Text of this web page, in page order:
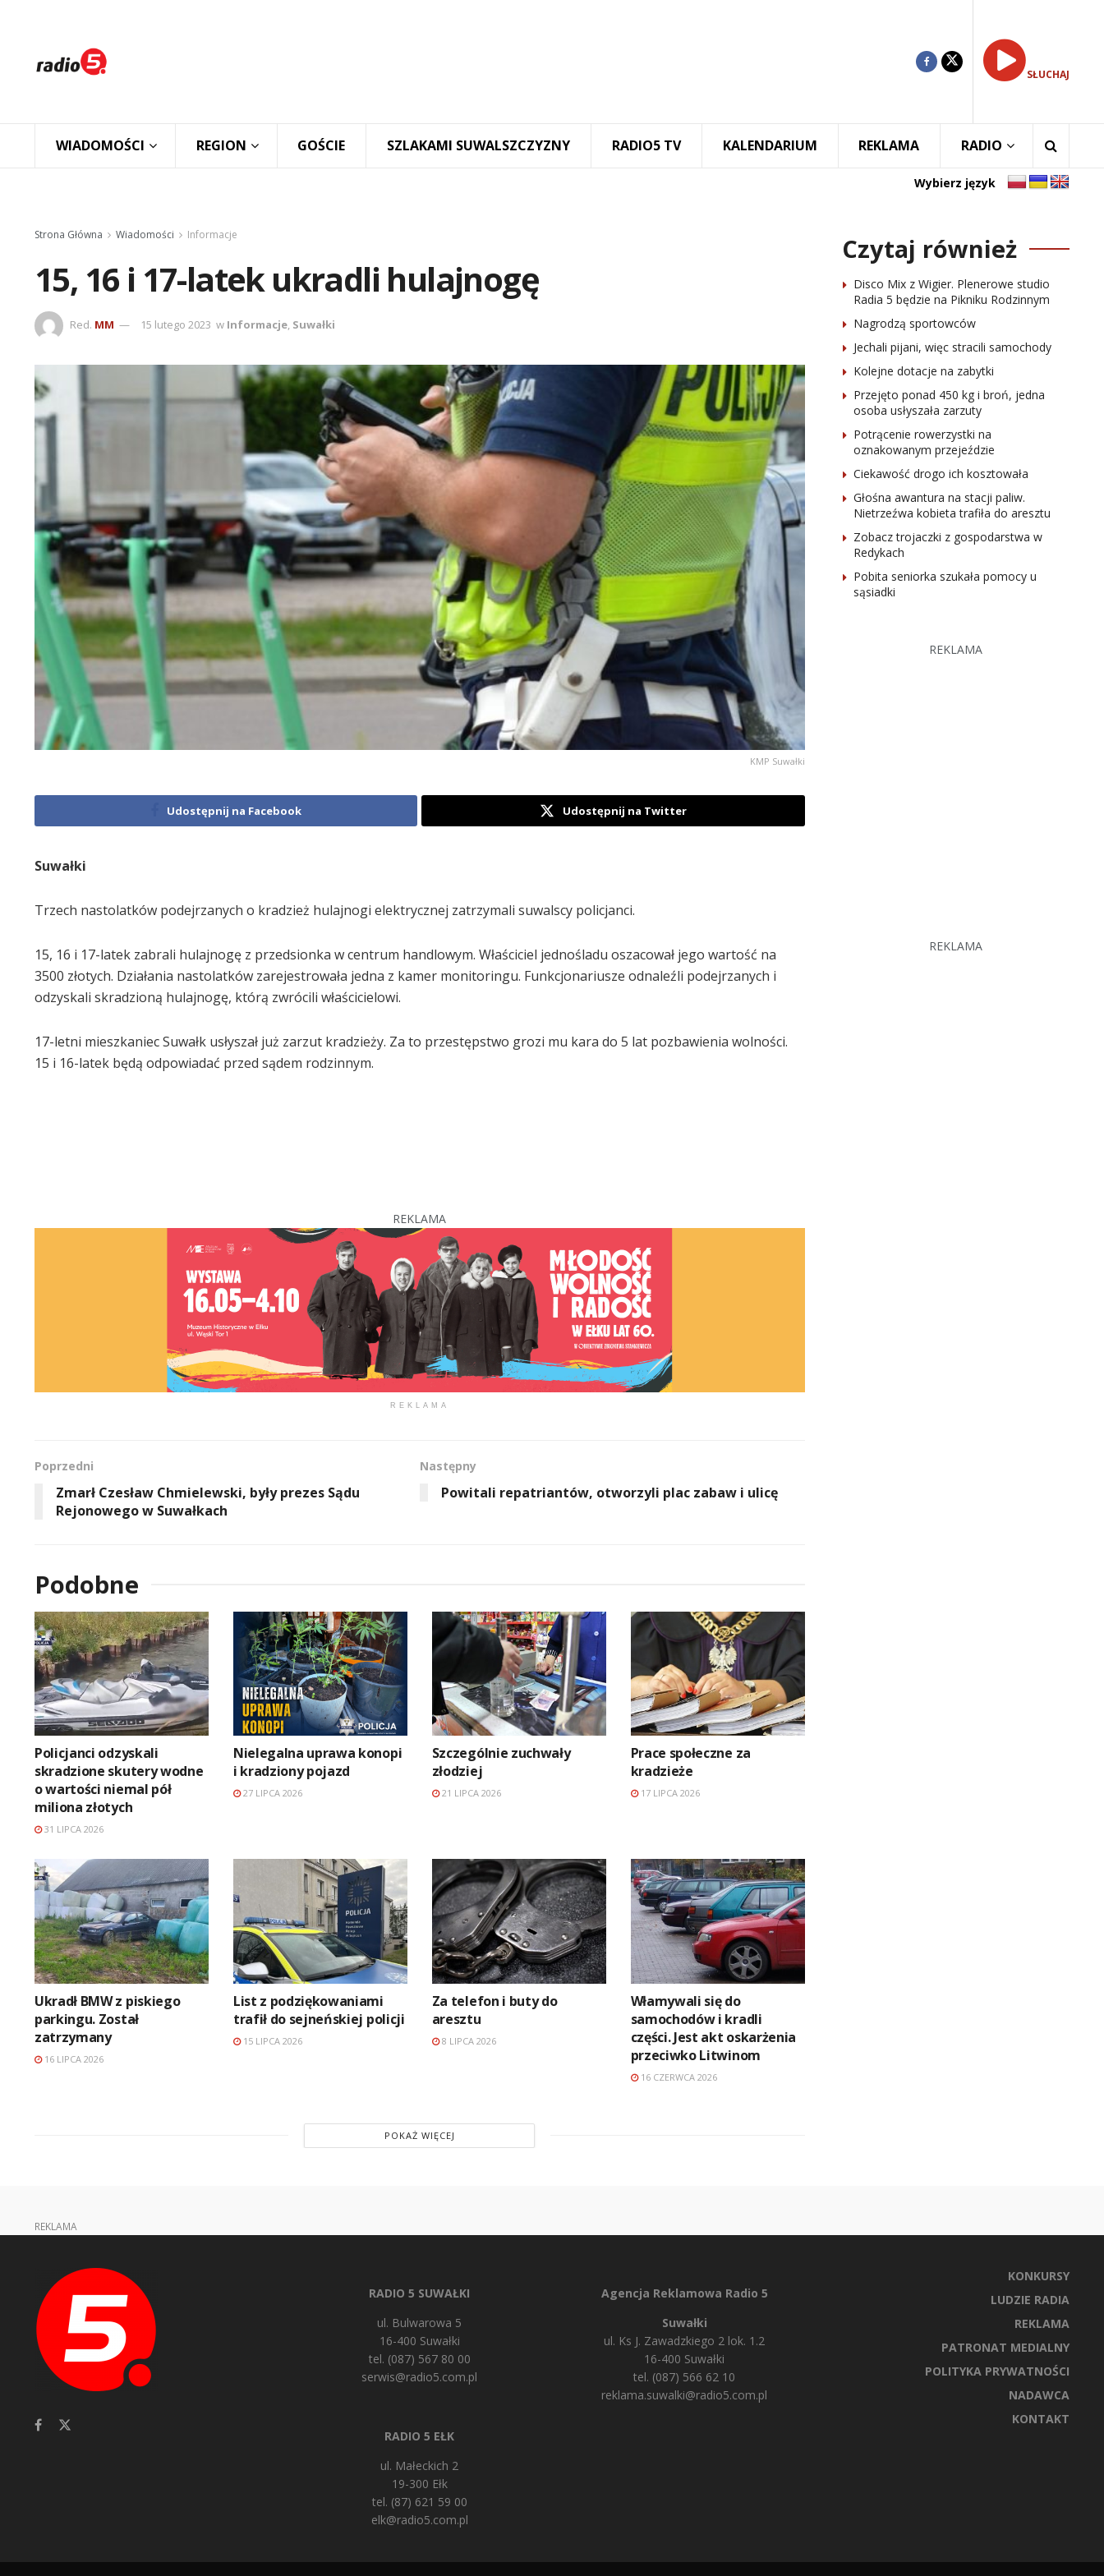
SŁUCHAJ
WIADOMOŚCI REGION GOŚCIE SZLAKAMI SUWALSZCZYZNY RADIO5 TV KALENDARIUM REKLAMA RADIO
Wybierz język
Strona Główna Wiadomości Informacje
15, 16 i 17-latek ukradli hulajnogę
Red. MM 15 lutego 2023 w Informacje, Suwałki
KMP Suwałki
Udostępnij na Facebook Udostępnij na Twitter
Suwałki
Trzech nastolatków podejrzanych o kradzież hulajnogi elektrycznej zatrzymali suwalscy policjanci.
15, 16 i 17-latek zabrali hulajnogę z przedsionka w centrum handlowym. Właściciel jednośladu oszacował jego wartość na
3500 złotych. Działania nastolatków zarejestrowała jedna z kamer monitoringu. Funkcjonariusze odnaleźli podejrzanych i
odzyskali skradzioną hulajnogę, którą zwrócili właścicielowi.
17-letni mieszkaniec Suwałk usłyszał już zarzut kradzieży. Za to przestępstwo grozi mu kara do 5 lat pozbawienia wolności.
15 i 16-latek będą odpowiadać przed sądem rodzinnym.
REKLAMA
REKLAMA
Poprzedni
Zmarł Czesław Chmielewski, były prezes Sądu
Rejonowego w Suwałkach
Następny
Powitali repatriantów, otworzyli plac zabaw i ulicę
Podobne
Policjanci odzyskali
skradzione skutery wodne
o wartości niemal pół
miliona złotych
31 LIPCA 2026
Nielegalna uprawa konopi
i kradziony pojazd
27 LIPCA 2026
Szczególnie zuchwały
złodziej
21 LIPCA 2026
Prace społeczne za
kradzieże
17 LIPCA 2026
Ukradł BMW z piskiego
parkingu. Został
zatrzymany
16 LIPCA 2026
List z podziękowaniami
trafił do sejneńskiej policji
15 LIPCA 2026
Za telefon i buty do
aresztu
8 LIPCA 2026
Włamywali się do
samochodów i kradli
części. Jest akt oskarżenia
przeciwko Litwinom
16 CZERWCA 2026
POKAŻ WIĘCEJ
Czytaj również
Disco Mix z Wigier. Plenerowe studio
Radia 5 będzie na Pikniku Rodzinnym
Nagrodzą sportowców
Jechali pijani, więc stracili samochody
Kolejne dotacje na zabytki
Przejęto ponad 450 kg i broń, jedna
osoba usłyszała zarzuty
Potrącenie rowerzystki na
oznakowanym przejeździe
Ciekawość drogo ich kosztowała
Głośna awantura na stacji paliw.
Nietrzeźwa kobieta trafiła do aresztu
Zobacz trojaczki z gospodarstwa w
Redykach
Pobita seniorka szukała pomocy u
sąsiadki
REKLAMA
REKLAMA
REKLAMA
RADIO 5 SUWAŁKI
ul. Bulwarowa 5
16-400 Suwałki
tel. (087) 567 80 00
serwis@radio5.com.pl
RADIO 5 EŁK
ul. Małeckich 2
19-300 Ełk
tel. (87) 621 59 00
elk@radio5.com.pl
Agencja Reklamowa Radio 5
Suwałki
ul. Ks J. Zawadzkiego 2 lok. 1.2
16-400 Suwałki
tel. (087) 566 62 10
reklama.suwalki@radio5.com.pl
KONKURSY
LUDZIE RADIA
REKLAMA
PATRONAT MEDIALNY
POLITYKA PRYWATNOŚCI
NADAWCA
KONTAKT